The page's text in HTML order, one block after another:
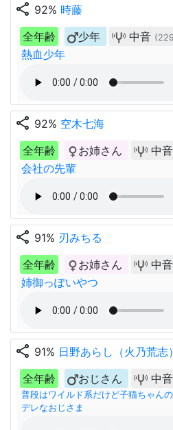
share 92% 時藤
全年齢
少年 中音
熱血少年
share 92% 空木七海
全年齢
お姉さん 中音
会社の先輩
share 91% 刃みちる
全年齢
お姉さん 中音
姉御っぽいやつ
share 91% 日野あらし（火乃荒志）
全年齢
おじさん 中音
普段はワイルド系だけど子猫ちゃん
デレなおじさま